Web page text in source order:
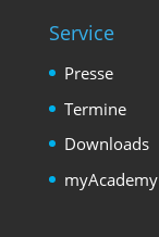
Service
Presse
Termine
Downloads
myAcademy